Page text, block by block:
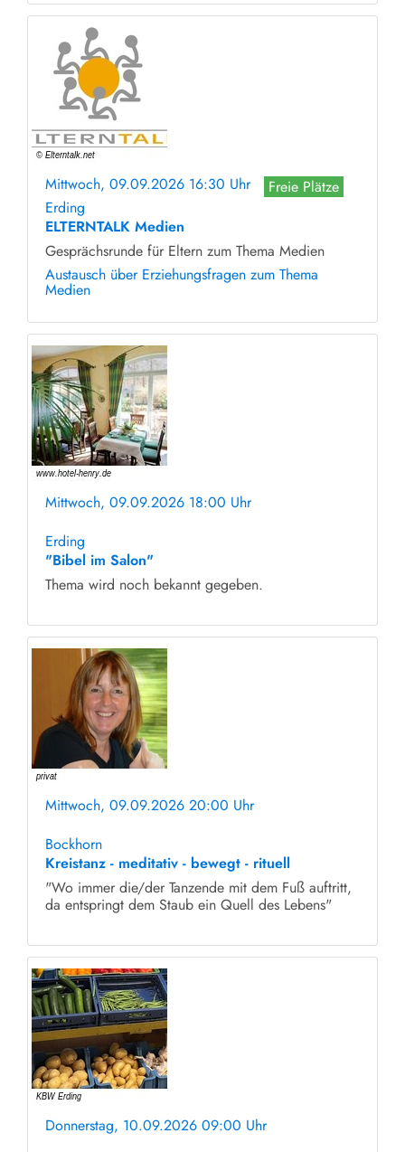
Mittwoch, 09.09.2026 16:30 Uhr
Freie Plätze
Erding
ELTERNTALK Medien
Gesprächsrunde für Eltern zum Thema Medien
Austausch über Erziehungsfragen zum Thema
Medien
Mittwoch, 09.09.2026 18:00 Uhr
Erding
"Bibel im Salon"
Thema wird noch bekannt gegeben.
Mittwoch, 09.09.2026 20:00 Uhr
Bockhorn
Kreistanz - meditativ - bewegt - rituell
"Wo immer die/der Tanzende mit dem Fuß auftritt,
da entspringt dem Staub ein Quell des Lebens"
Donnerstag, 10.09.2026 09:00 Uhr